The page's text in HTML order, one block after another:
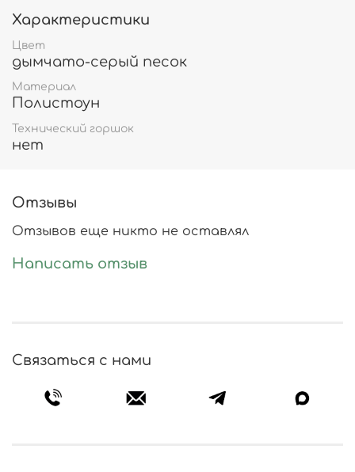
Кашпо Treez Effectory созданы из
инновационных композитных материалов с
использованием натуральных и экологичных
компонентов. Все кашпо производятся на 100
Dune - можно сказать космические кашпо,
такие ощущения вызывает эта серия.
Плавные органические спиральные линии по
всей поверхности напоминают волны
Характеристики
Цвет
дымчато-серый песок
Материал
Полистоун
Технический горшок
нет
Отзывы
Отзывов еще никто не оставлял
Написать отзыв
Связаться с нами